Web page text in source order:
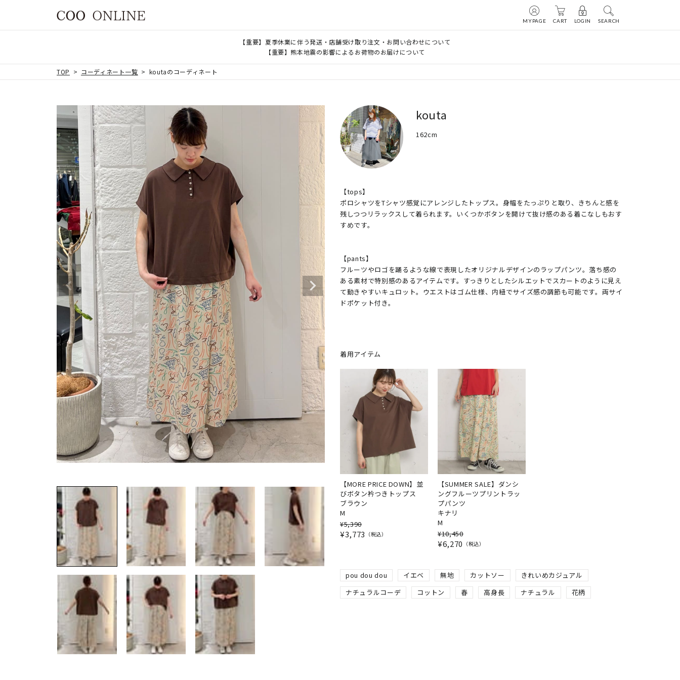
MYPAGE CART LOGIN SEARCH
【重要】夏季休業に伴う発送・店舗受け取り注文・お問い合わせについて
【重要】熊本地震の影響によるお荷物のお届けについて
TOP コーディネート一覧 koutaのコーディネート
kouta
162cm
【tops】
ポロシャツをTシャツ感覚にアレンジしたトップス。身幅をたっぷりと取り、きちんと感を
残しつつリラックスして着られます。いくつかボタンを開けて抜け感のある着こなしもおす
すめです。
【pants】
フルーツやロゴを踊るような線で表現したオリジナルデザインのラップパンツ。落ち感の
ある素材で特別感のあるアイテムです。すっきりとしたシルエットでスカートのように見え
て動きやすいキュロット。ウエストはゴム仕様、内紐でサイズ感の調節も可能です。両サイ
ドポケット付き。
着用アイテム
【MORE PRICE DOWN】並
びボタン衿つきトップス
ブラウン
M
¥5,390
¥3,773 税込
【SUMMER SALE】ダンシ
ングフルーツプリントラッ
プパンツ
キナリ
M
¥10,450
¥6,270 税込
pou dou dou イエベ 無地 カットソー
きれいめカジュアル
ナチュラルコーデ
コットン 春 高身長 ナチュラル 花柄